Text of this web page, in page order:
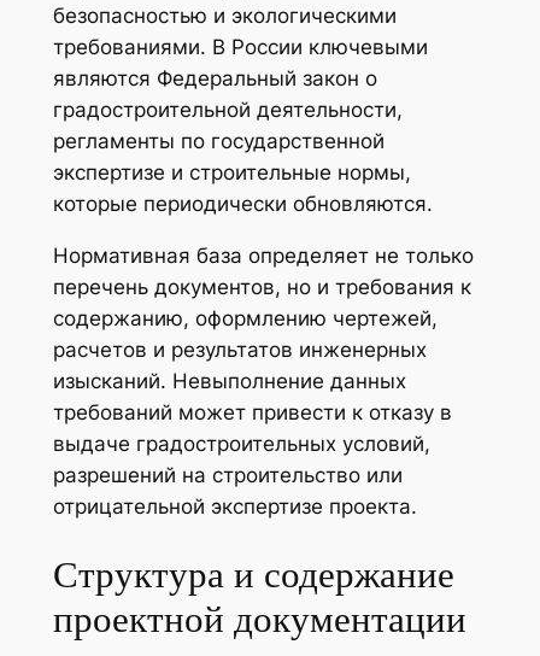
безопасностью и экологическими
требованиями. В России ключевыми
являются Федеральный закон о
градостроительной деятельности,
регламенты по государственной
экспертизе и строительные нормы,
которые периодически обновляются.
Нормативная база определяет не только
перечень документов, но и требования к
содержанию, оформлению чертежей,
расчетов и результатов инженерных
изысканий. Невыполнение данных
требований может привести к отказу в
выдаче градостроительных условий,
разрешений на строительство или
отрицательной экспертизе проекта.
Структура и содержание
проектной документации